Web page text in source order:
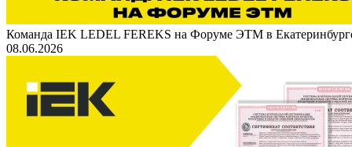
Команда IEK LEDEL FEREKS на Форуме ЭТМ в
08.06.2026